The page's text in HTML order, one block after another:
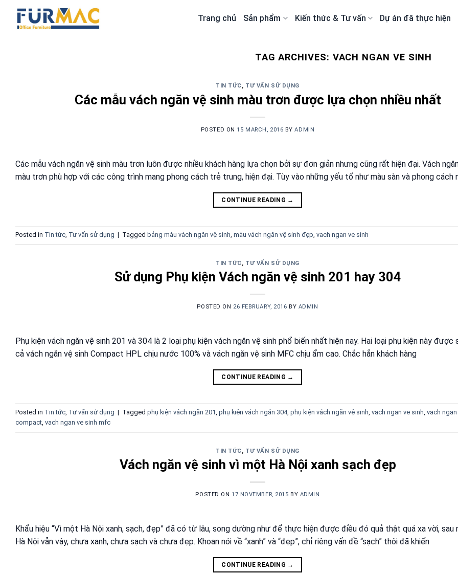
content
Trang chủ Sản phẩm Kiến thức & Tư vấn Dự án đã thực hiện
TAG ARCHIVES: VACH NGAN VE SINH
TIN TỨC, TƯ VẤN SỬ DỤNG
Các mẫu vách ngăn vệ sinh màu trơn được lựa chọn nhiều nhất
POSTED ON15 MARCH, 2016 BYADMIN
Các mẫu vách ngăn vệ sinh màu trơn luôn được nhiều khách hàng lựa chọn bởi sự đơn giản nhưng cũng rất hiện đại. Vách
màu trơn phù hợp với các công trình mang phong cách trẻ trung, hiện đại. Tùy vào những yếu tố như màu sàn và phong cách
CONTINUE READING →
Posted in Tin tức, Tư vấn sử dụng | Tagged bảng màu vách ngăn vệ sinh, màu vách ngăn vệ sinh đẹp, vach ngan ve sinh
TIN TỨC, TƯ VẤN SỬ DỤNG
Sử dụng Phụ kiện Vách ngăn vệ sinh 201 hay 304
POSTED ON 26 FEBRUARY, 2016 BY ADMIN
Phụ kiện vách ngăn vệ sinh 201 và 304 là 2 loại phụ kiện vách ngăn vệ sinh phổ biến nhất hiện nay. Hai loại phụ kiện này được
cả vách ngăn vệ sinh Compact HPL chịu nước 100% và vách ngăn vệ sinh MFC chịu ẩm cao. Chắc hẳn khách hàng
CONTINUE READING →
Posted in Tin tức Tư vấn sử dụng | Tagged phụ kiện vách ngăn 201 phụ kiện vách ngăn 304, phụ kiện vách ngăn vệ sinh vach ngan ve sinh vach ngan
compact vach ngan ve sinh mfc
TIN TỨC TƯ VẤN SỬ DỤNG
Vách ngăn vệ sinh vì một Hà Nội xanh sạch đẹp
POSTED ON 17 NOVEMBER, 2015 BY ADMIN
Khẩu hiệu “Vì một Hà Nội xanh, sạch, đẹp” đã có từ lâu, song dường như để thực hiện được điều đó quả thật quá xa vời, sau
Hà Nội vẫn vậy, chưa xanh, chưa sạch và chưa đẹp. Khoan nói về “xanh” và “đẹp”, chỉ riêng vấn đề “sạch” thôi đã khiến
CONTINUE READING →